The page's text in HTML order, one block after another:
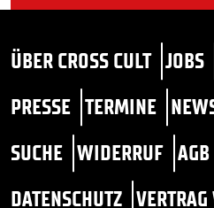
ÜBER CROSS CULT JOBS
PRESSE TERMINE
SUCHE WIDERRUF AGB
DATENSCHUTZ